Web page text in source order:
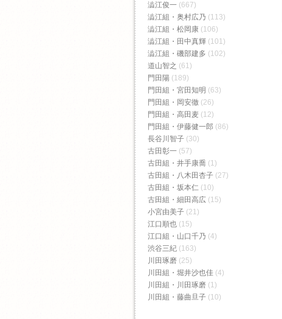
澁江俊一 (667)
澁江組・奥村広乃 (113)
澁江組・松岡康 (106)
澁江組・田中真輝 (101)
澁江組・磯部建多 (102)
道山智之 (61)
門田陽 (189)
門田組・宮田知明 (63)
門田組・岡安徹 (26)
門田組・高田麦 (12)
門田組・伊藤健一郎 (86)
長谷川智子 (30)
古田彰一 (57)
古田組・井手康喬 (1)
古田組・八木田杏子 (27)
古田組・坂本仁 (10)
古田組・細田高広 (15)
小宮由美子 (21)
江口順也 (15)
江口組・山口千乃 (4)
渋谷三紀 (163)
川田琢磨 (25)
川田組・堀井沙也佳 (4)
川田組・川田琢磨 (1)
川田組・藤曲旦子 (10)